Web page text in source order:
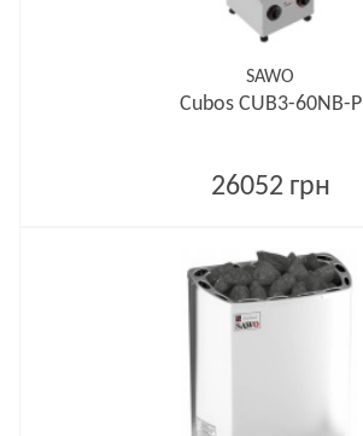
SAWO
Cubos CUB3-60NB-P
26052 грн